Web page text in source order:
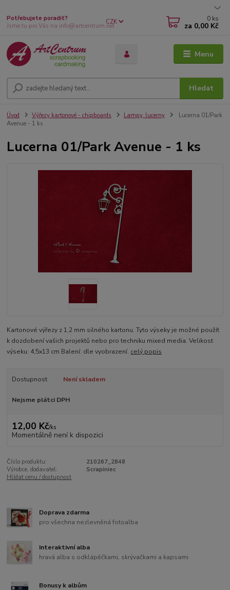
Menu
CZK
Hledat
Potřebujete poradit?
Jsme tu pro Vás na info@artcentrum.net
0 ks
za 0,00 Kč
Úvod Výřezy kartonové - chipboards Lampy, lucerny
Lucerna 01/Park
Avenue - 1 ks
Lucerna 01/Park Avenue - 1 ks
Kartonové výřezy z 1,2 mm silného kartonu. Tyto výseky je možné použít
k dozdobení vašich projektů nebo pro techniku mixed media. Velikost
výseku: 4,5x13 cm Balení: dle vyobrazení. celý popis
Dostupnost Není skladem
Nejsme plátci DPH
12,00 Kč/ks
Momentálně není k dispozici
Číslo produktu:
210267_2848
Výrobce, dodavatel:
Scrapiniec
Hlídat cenu / dostupnost
Doprava zdarma
pro všechna nezlevněná fotoalba
Interaktivní alba
hravá alba s odklápěčkami, skrývačkami a kapsami
Bonusy k albům